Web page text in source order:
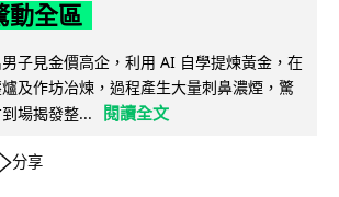
動全區
子見金價高企，利用 AI 自學提煉黃金，在
及作坊冶煉，過程產生大量刺鼻濃煙，驚
場揭發整...
閱讀全文
分享